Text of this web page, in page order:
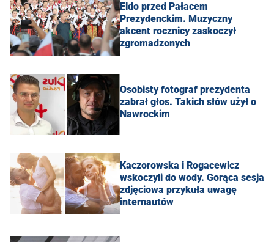
Eldo przed Pałacem
Prezydenckim. Muzyczny
akcent rocznicy zaskoczył
zgromadzonych
Osobisty fotograf prezydenta
zabrał głos. Takich słów użył o
Nawrockim
Kaczorowska i Rogacewicz
wskoczyli do wody. Gorąca sesja
zdjęciowa przykuła uwagę
internautów